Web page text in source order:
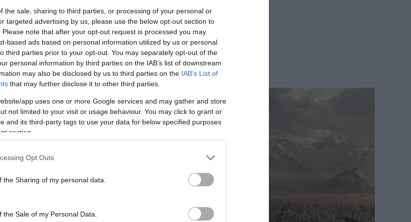
the sale, sharing to third parties, or processing of your personal or
targeted advertising by us, please use the below opt-out section to
note that after your opt-out request is processed you may
based ads based on personal information utilized by us or personal
third parties prior to your opt-out. You may separately opt-out of the
personal information by third parties on the IAB’s list of downstream
may also be disclosed by us to third parties on the IAB’s List of
that may further disclose it to other third parties.
app uses one or more Google services and may gather and store
not limited to your visit or usage behaviour. You may click to grant or
and its third-party tags to use your data for below specified purposes
section.
Opt Outs
the Sharing of my personal data.
Sale of my Personal Data.